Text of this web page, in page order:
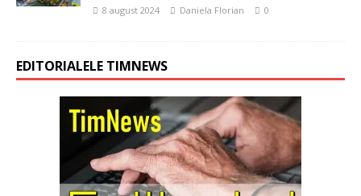
8 august 2024 Daniela Florian 0
EDITORIALELE TIMNEWS